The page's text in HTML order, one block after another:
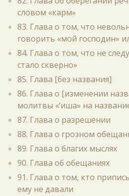
словом «карм»
83. Глава о том, что
говорить «мой господин»
84. Глава о том, что не
стало скверно»
85. Глава [без названия]
86. Глава о [изменении
молитвы «‘иша» на
87. Глава о разрешении
88. Глава о грозном
89. Глава о благих мыслях
90. Глава об обещаниях
91. Глава о том, кто
ему не давали